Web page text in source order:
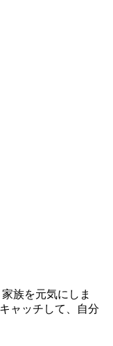
族を元気にしま
ャッチして、自分